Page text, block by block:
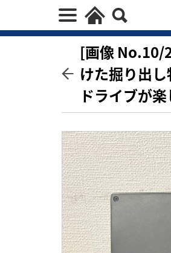
[画像 No.10/
けた掘り出
ドライブが